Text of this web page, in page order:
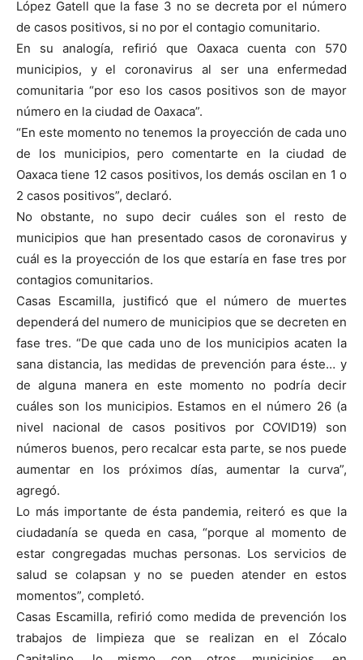
López Gatell que la fase 3 no se decreta por el número
de casos positivos, si no por el contagio comunitario.
En su analogía, refirió que Oaxaca cuenta con 570
municipios, y el coronavirus al ser una enfermedad
comunitaria “por eso los casos positivos son de mayor
número en la ciudad de Oaxaca”.
“En este momento no tenemos la proyección de cada uno
de los municipios, pero comentarte en la ciudad de
Oaxaca tiene 12 casos positivos, los demás oscilan en 1 o
2 casos positivos”, declaró.
No obstante, no supo decir cuáles son el resto de
municipios que han presentado casos de coronavirus y
cuál es la proyección de los que estaría en fase tres por
contagios comunitarios.
Casas Escamilla, justificó que el número de muertes
dependerá del numero de municipios que se decreten en
fase tres. “De que cada uno de los municipios acaten la
sana distancia, las medidas de prevención para éste… y
de alguna manera en este momento no podría decir
cuáles son los municipios. Estamos en el número 26 (a
nivel nacional de casos positivos por COVID19) son
números buenos, pero recalcar esta parte, se nos puede
aumentar en los próximos días, aumentar la curva”,
agregó.
Lo más importante de ésta pandemia, reiteró es que la
ciudadanía se queda en casa, “porque al momento de
estar congregadas muchas personas. Los servicios de
salud se colapsan y no se pueden atender en estos
momentos”, completó.
Casas Escamilla, refirió como medida de prevención los
trabajos de limpieza que se realizan en el Zócalo